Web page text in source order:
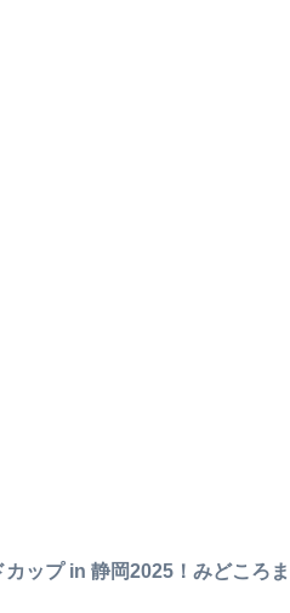
カップ in 静岡2025！みどころ